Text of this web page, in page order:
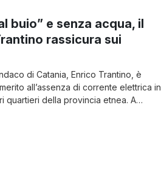
buio” e senza acqua, il
rassicura sui
di Catania, Enrico Trantino, è
all’assenza di corrente elettrica in
quartieri della provincia etnea. A
ai cittadini rimasti “al buio”, sono i